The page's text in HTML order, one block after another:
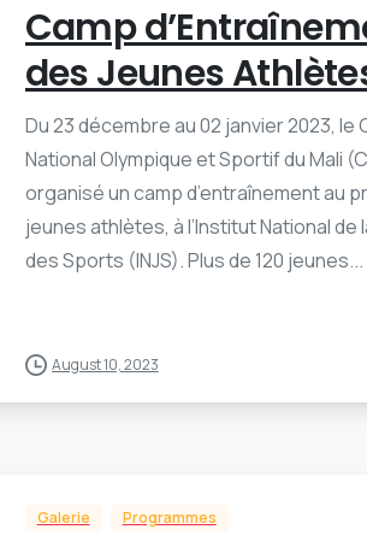
Camp
des Jeunes
Du 23 décembre au 02 janvier 2023, le
National Olympique et Sportif du Mali
organisé un camp d’entraînement au
jeunes athlètes, à l’Institut National de
des Sports (INJS). Plus de 120 jeunes...
August 10, 2023
Galerie Programmes